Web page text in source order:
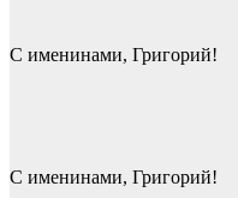
С именинами, Григорий!
С именинами, Григорий!